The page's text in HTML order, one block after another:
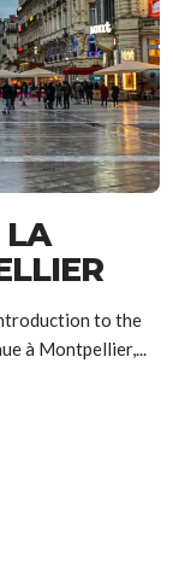
LA
to the
à Montpellier,...